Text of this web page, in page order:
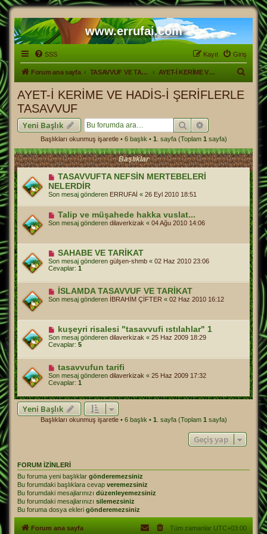
www.errufai.com
SSS Giriş
Kayıt
Forum ana sayfa TASAVVUF VE TARİKATLER AYET-İ KERİME VE HADİS-İ ŞERİFLERLE TASAVVUF
AYET-İ KERİME VE HADİS-İ ŞERİFLERLE
TASAVVUF
Yeni Başlık Ara Gelişmiş arama
Başlıkları okunmuş işaretle• 6 başlık • 1 . sayfa (Toplam 1 sayfa)
Başlıklar
TASAVVUFTA NEFSİN MERTEBELERİ
NELERDİR
Son mesaj gönderen ERRUFAİ « 26 Eyl 2010 18:51
Talip ve müşahede hakka vuslat...
Son mesaj gönderen dilaverkizak « 04 Ağu 2010 14:06
SAHABE VE TARİKAT
Son mesaj gönderen gülşen-shmb « 02 Haz 2010 23:06
Cevaplar: 1
İSLAMDA TASAVVUF VE TARİKAT
Son mesaj gönderen İBRAHİM ÇİFTER « 02 Haz 2010 16:12
kuşeyri risalesi "tasavvufi ıstılahlar" 1
Son mesaj gönderen dilaverkizak « 25 Haz 2009 18:29
Cevaplar: 5
tasavvufun tarifi
Son mesaj gönderen dilaverkizak « 25 Haz 2009 17:32
Cevaplar: 1
Yeni Başlık
Başlıkları okunmuş işaretle• 6 başlık • 1 . sayfa (Toplam 1 sayfa)
Geçiş yap
FORUM IZINLERI
Bu foruma yeni başlıklar gönderemezsiniz
Bu forumdaki başlıklara cevap veremezsiniz
Bu forumdaki mesajlarınızı düzenleyemezsiniz
Bu forumdaki mesajlarınızı silemezsiniz
Bu foruma dosya ekleri gönderemezsiniz
Forum ana sayfa Tüm zamanlar UTC+03:00